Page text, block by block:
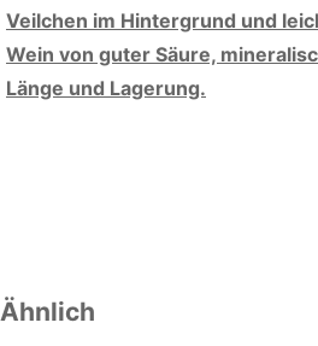
Veilchen im Hintergrund und
Wein von guter Säure,
Länge und Lagerung.
Ähnlich